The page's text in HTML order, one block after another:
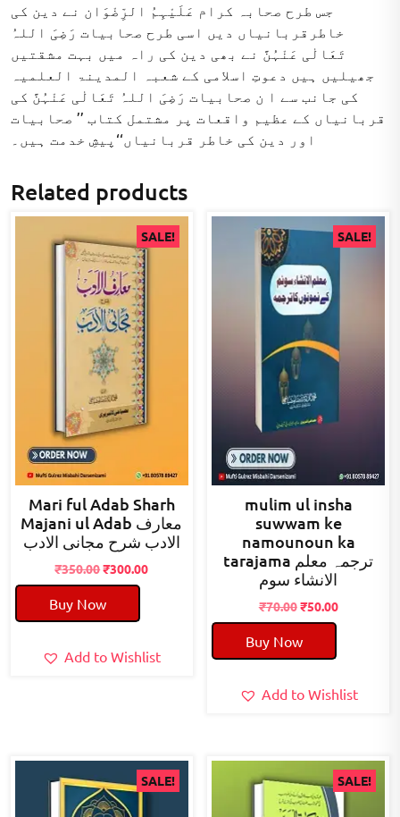
جس طرح صحابہ کرام عَلَیْہِمُ الرِّضْوَان نے دین کی
خاطرقربانیاں دیں اسی طرح صحابیات رَضِیَ اللہُ
تَعَالٰی عَنْہُنَّ نے بھی دین کی راہ میں بہت مشقتیں
جھیلیں ہیں دعوتِ اسلامی کے شعبہ المدینۃ العلمیہ
کی جانب سے ا ن صحابیات رَضِیَ اللہُ تَعَالٰی عَنْہُنَّ کی
قربانیاں کے عظیم واقعات پر مشتمل کتاب ’’ صحابیات
اور دین کی خاطر قربانیاں‘‘پیشِ خدمت ہیں۔
Related products
SALE!
Mari ful Adab Sharh
Majani ul Adab معارف
الادب شرح مجانی الادب
₹350.00Original
price
was:
₹350.00.
₹300.00Current
Buy Now
Add to Wishlist
SALE!
mulim ul insha
suwwam ke
namounoun ka
tarajama ترجمہ معلم
الانشاء سوم
₹70.00Original
price
was:
₹70.00.
₹50.00Current
Buy Now
Add to Wishlist
SALE! SALE!